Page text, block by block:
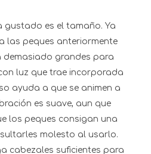
gustado es el tamaño. Ya
las peques anteriormente
demasiado grandes para
luz que trae incorporada
ayuda a que se animen a
es suave, aun que
los peques consigan una
molesto al usarlo.
cabezales suficientes para